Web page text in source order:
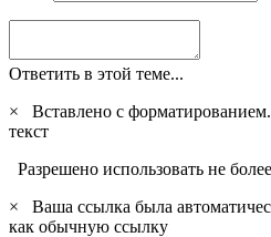
Ответить в этой теме...
×
Вставлено с
текст
Разрешено использовать не
×
Ваша ссылка была
как обычную ссылку